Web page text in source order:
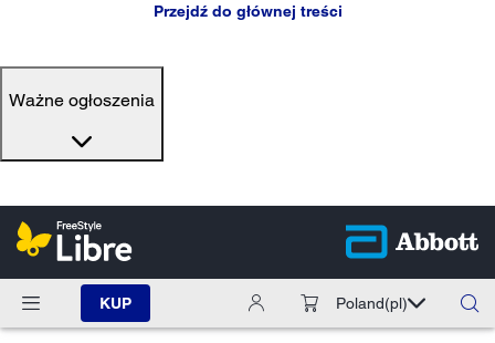
Przejdź do głównej treści
Ważne ogłoszenia
KUP Poland(pl)